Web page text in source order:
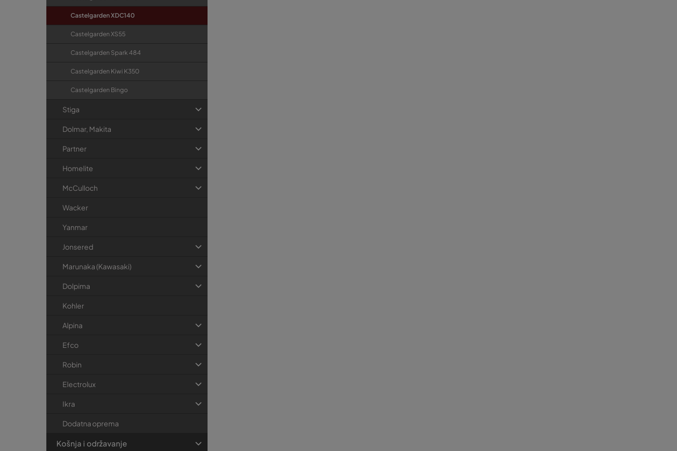
Castelgarden XDC140
Castelgarden XS55
Castelgarden Spark 484
Castelgarden Kiwi K350
Castelgarden Bingo
Stiga
Dolmar, Makita
Partner
Homelite
McCulloch
Wacker
Yanmar
Jonsered
Marunaka (Kawasaki)
Dolpima
Kohler
Alpina
Efco
Robin
Electrolux
Ikra
Dodatna oprema
Košnja i održavanje